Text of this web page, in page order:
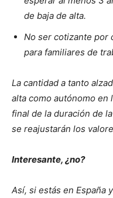
de baja de alta.
No ser cotizante por
para familiares de
La cantidad a tanto
alta como autónomo en
final de la duración de
se reajustarán los
Interesante, ¿no?
Así, si estás en España